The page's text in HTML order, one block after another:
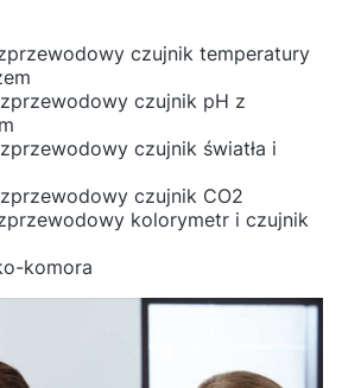
czujnik temperatury
czujnik pH z
czujnik światła i
czujnik CO2
kolorymetr i czujnik
komora